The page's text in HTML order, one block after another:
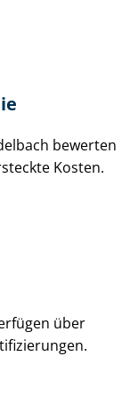
bewerten
Kosten.
über